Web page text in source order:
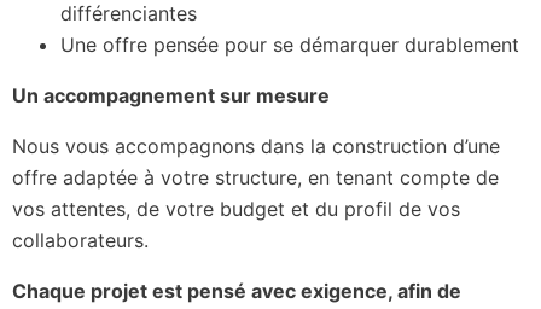
différenciantes
Une offre pensée pour se démarquer durablement
Un accompagnement sur mesure
Nous vous accompagnons dans la construction d’une
offre adaptée à votre structure, en tenant compte de
vos attentes, de votre budget et du profil de vos
collaborateurs.
Chaque projet est pensé avec exigence, afin de